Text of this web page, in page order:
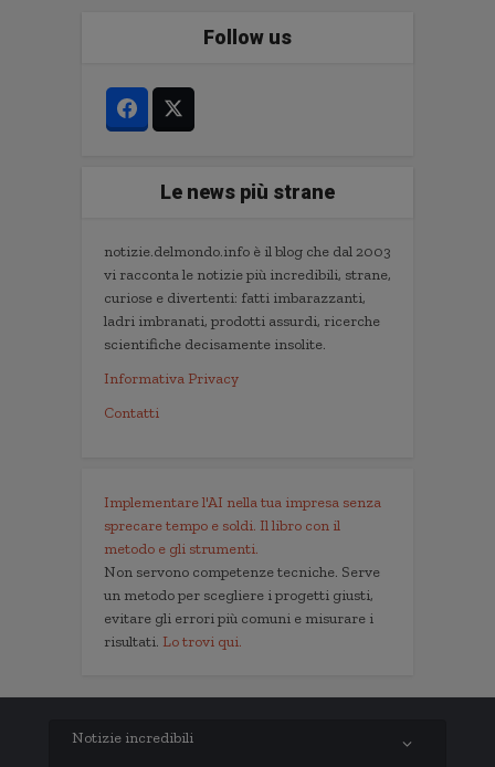
Follow us
Le news più strane
notizie.delmondo.info è il blog che dal 2003
vi racconta le notizie più incredibili, strane,
curiose e divertenti: fatti imbarazzanti,
ladri imbranati, prodotti assurdi, ricerche
scientifiche decisamente insolite.
Informativa Privacy
Contatti
Implementare l'AI nella tua impresa senza
sprecare tempo e soldi. Il libro con il
metodo e gli strumenti.
Non servono competenze tecniche. Serve
un metodo per scegliere i progetti giusti,
evitare gli errori più comuni e misurare i
risultati. Lo trovi qui.
Notizie incredibili